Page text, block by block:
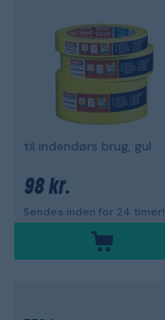
til indendørs brug, gul
98 kr.
Sendes inden for 24 timer!